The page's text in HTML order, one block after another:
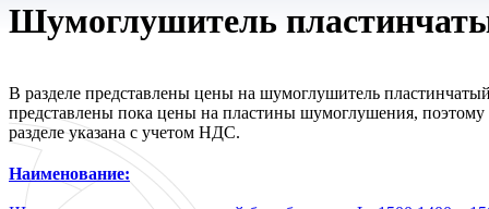
Шумоглушитель
В разделе представлены цены на шумоглушитель
представлены пока цены на пластины шумоглушения, поэтому
разделе указана с учетом НДС.
Наименование: